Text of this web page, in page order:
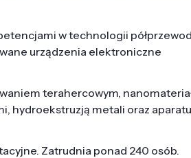
w technologii
urządzenia elektroniczne
terahercowym,
hydroekstruzją metali oraz
Zatrudnia ponad 240 osób.